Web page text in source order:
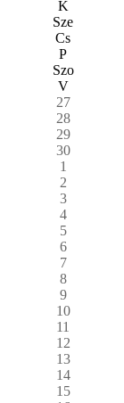
K
Sze
Cs
P
Szo
V
27
28
29
30
1
2
3
4
5
6
7
8
9
10
11
12
13
14
15